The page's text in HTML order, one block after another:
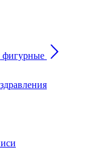
фигурные